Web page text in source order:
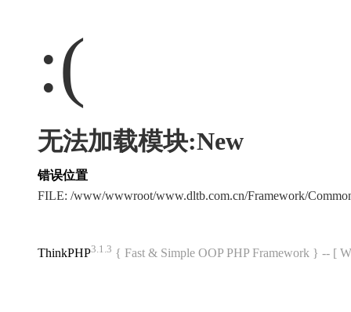
:(
无法加载模块:New
错误位置
FILE: /www/wwwroot/www.dltb.com.cn/Framework/
ThinkPHP3.1.3 { Fast & Simple OOP PHP Framework } -- [